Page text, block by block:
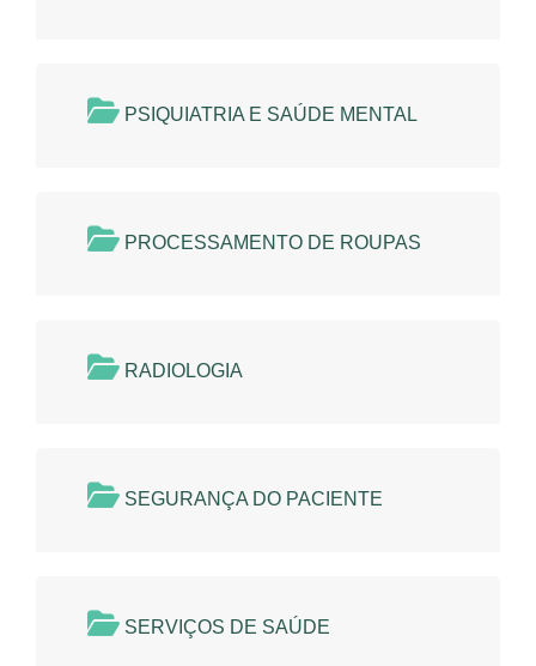
PSIQUIATRIA E SAÚDE MENTAL
PROCESSAMENTO DE ROUPAS
RADIOLOGIA
SEGURANÇA DO PACIENTE
SERVIÇOS DE SAÚDE